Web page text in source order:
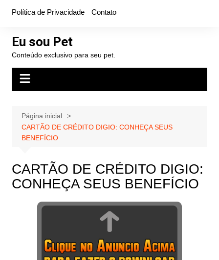
conteúdo
Política de Privacidade Contato
Eu sou Pet
Conteúdo exclusivo para seu pet.
Página inicial
CARTÃO DE CRÉDITO DIGIO: CONHEÇA SEUS
BENEFÍCIO
CARTÃO DE CRÉDITO DIGIO:
CONHEÇA SEUS BENEFÍCIO